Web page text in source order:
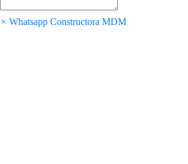
× Whatsapp Constructora MDM